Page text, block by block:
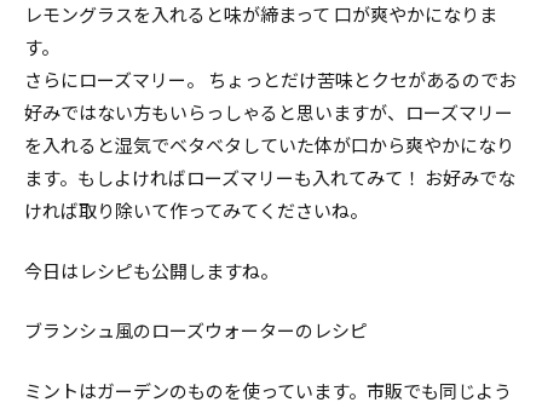
レモングラスを入れると味が締まって 口が爽やかになりま
す。
さらにローズマリー。 ちょっとだけ苦味とクセがあるのでお
好みではない方もいらっしゃると思いますが、ローズマリー
を入れると湿気でベタベタしていた体が口から爽やかになり
ます。もしよければローズマリーも入れてみて！ お好みでな
ければ取り除いて作ってみてくださいね。
今日はレシピも公開しますね。
ブランシュ風のローズウォーターのレシピ
ミントはガーデンのものを使っています。市販でも同じよう